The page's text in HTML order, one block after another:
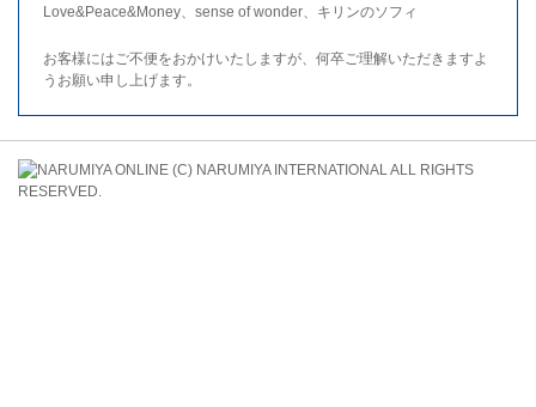
Love&Peace&Money、sense of wonder、キリンのソフィ
お客様にはご不便をおかけいたしますが、何卒ご理解いただきますよ
うお願い申し上げます。